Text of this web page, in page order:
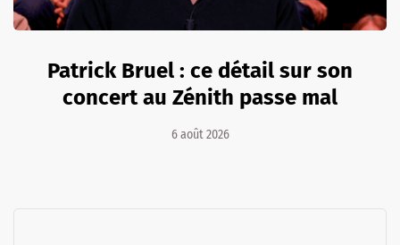
Patrick Bruel : ce détail sur son
concert au Zénith passe mal
6 août 2026